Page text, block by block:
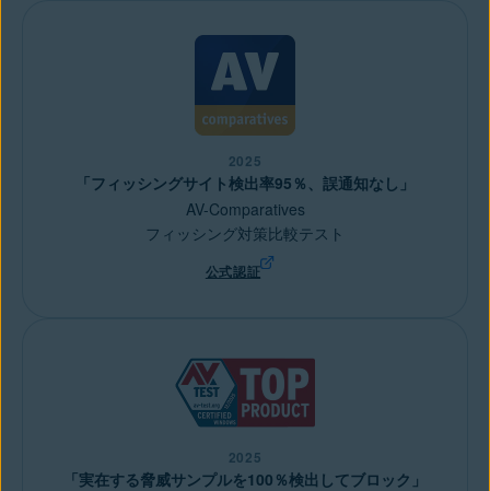
2025
「フィッシングサイト検出率95％、誤通知なし」
AV-Comparatives
フィッシング対策比較テスト
公式認証
2025
「実在する脅威サンプルを100％検出してブロック」